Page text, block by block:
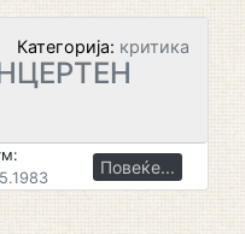
Категорија: критика
Повеќе...